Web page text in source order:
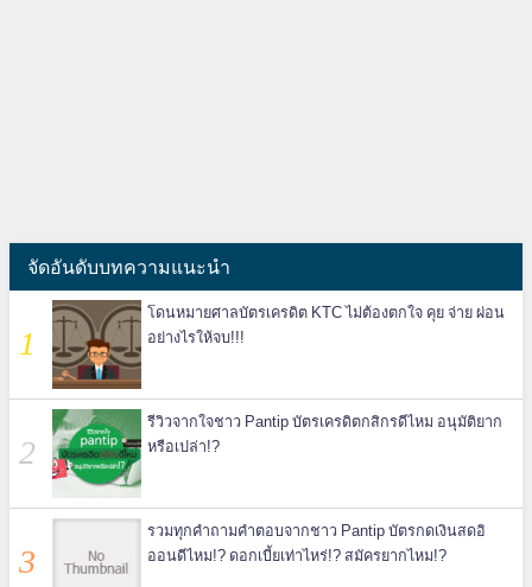
จัดอันดับบทความแนะนำ
โดนหมายศาลบัตรเครดิต KTC ไม่ต้องตกใจ คุย จ่าย ผ่อน
อย่างไรให้จบ!!!
รีวิวจากใจชาว Pantip บัตรเครดิตกสิกรดีไหม อนุมัติยาก
หรือเปล่า!?
รวมทุกคำถามคำตอบจากชาว Pantip บัตรกดเงินสดอิ
ออนดีไหม!? ดอกเบี้ยเท่าไหร่!? สมัครยากไหม!?